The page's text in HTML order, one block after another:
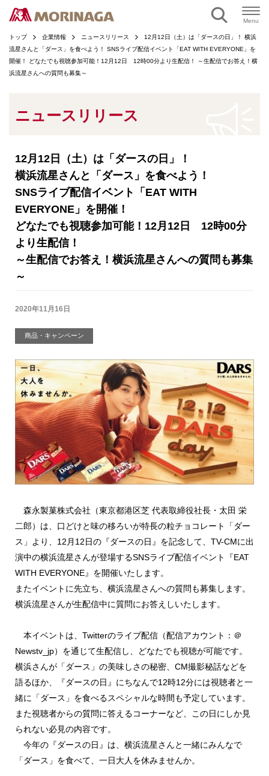
Menu
トップ 企業情報 ニュースリリース
12月12日（土）は「ダースの日」！ 横浜
流星さんと「ダース」を食べよう！ SNSライブ配信イベント「EAT WITH EVERYONE」を
開催！ どなたでも視聴参加可能！12月12日 12時00分より生配信！ ～生配信でお答え！横
浜流星さんへの質問も募集～
ニュースリリース
12月12日（土）は「ダースの日」！
横浜流星さんと「ダース」を食べよう！
SNSライブ配信イベント「EAT WITH
EVERYONE」を開催！
どなたでも視聴参加可能！12月12日 12時00分
より生配信！
～生配信でお答え！横浜流星さんへの質問も募集
～
2020年11月16日
商品・キャンペーン
森永製菓株式会社（東京都港区芝 代表取締役社長・太田 栄
二郎）は、口どけと味の移ろいが特長の粒チョコレート「ダー
ス」より、12月12日の『ダースの日』を記念して、TV-CMに出
演中の横浜流星さんが登場するSNSライブ配信イベント『EAT
WITH EVERYONE』を開催いたします。
またイベントに先立ち、横浜流星さんへの質問も募集します。
横浜流星さんが生配信中に質問にお答えしいたします。
本イベントは、Twitterのライブ配信（配信アカウント：＠
Newstv_jp）を通じて生配信し、どなたでも視聴が可能です。
横浜さんが「ダース」の美味しさの秘密、CM撮影秘話などを
語るほか、『ダースの日』にちなんで12時12分には視聴者と一
緒に「ダース」を食べるスペシャルな時間も予定しています。
また視聴者からの質問に答えるコーナーなど、この日にしか見
られない必見の内容です。
今年の『ダースの日』は、横浜流星さんと一緒にみんなで
「ダース」を食べて、一日大人を休みませんか。